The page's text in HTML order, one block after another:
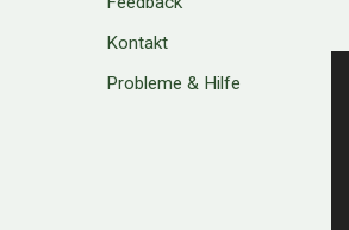
Kontakt
Probleme & Hilfe